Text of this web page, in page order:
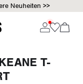
Neuheiten >>
T-